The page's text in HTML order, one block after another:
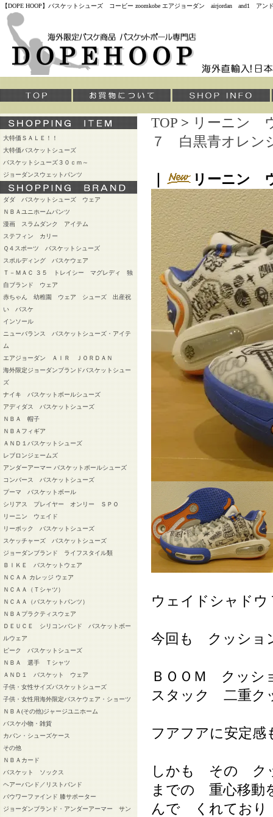
【DOPE HOOP】バスケットシューズ コービー zoomkobe エアジョーダン airjordan and1
大特価ＳＡＬＥ！！
大特価バスケットシューズ
バスケットシューズ３０ｃｍ～
ジョーダンスウェットパンツ
ダダ バスケットシューズ ウェア
ＮＢＡユニホームパンツ
漫画 スラムダンク アイテム
ステフィン カリー
Ｑ４スポーツ バスケットシューズ
スポルディング バスケウェア
Ｔ－ＭＡＣ ３５ トレイシー マグレディ 独
自ブランド ウェア
赤ちゃん 幼稚園 ウェア シューズ 出産祝
い バスケ
インソール
ニューバランス バスケットシューズ・アイテ
ム
エアジョーダン ＡＩＲ ＪＯＲＤＡＮ
海外限定ジョーダンブランドバスケットシュー
ズ
ナイキ バスケットボールシューズ
アディダス バスケットシューズ
ＮＢＡ 帽子
ＮＢＡフィギア
ＡＮＤ１バスケットシューズ
レブロンジェームズ
アンダーアーマー バスケットボールシューズ
コンバース バスケットシューズ
プーマ バスケットボール
シリアス プレイヤー オンリー ＳＰＯ
リーニン ウェイド
リーボック バスケットシューズ
スケッチャーズ バスケットシューズ
ジョーダンブランド ライフスタイル類
ＢＩＫＥ バスケットウェア
ＮＣＡＡ カレッジ ウェア
ＮＣＡＡ（Ｔシャツ）
ＮＣＡＡ（バスケットパンツ）
ＮＢＡプラクティスウェア
ＤＥＵＣＥ シリコンバンド バスケットボー
ルウェア
ピーク バスケットシューズ
ＮＢＡ 選手 Ｔシャツ
ＡＮＤ１ バスケット ウェア
子供・女性サイズバスケットシューズ
子供・女性用海外限定バスケウェア・ショーツ
ＮＢＡ(その他)ジャージユニホーム
バスケ小物・雑貨
カバン・シューズケース
その他
ＮＢＡカード
バスケット ソックス
ヘアーバンド／リストバンド
バウワーファインド 膝サポーター
ジョーダンブランド・アンダーアーマー サン
TOP > リーニン
７ 白黒青オレン
リーニン
ウェイドシャドウ
今回も クッショ
ＢＯＯＭ クッ
スタック 二重ク
フアフアに安定感
しかも その ク
までの 重心移
んで くれており